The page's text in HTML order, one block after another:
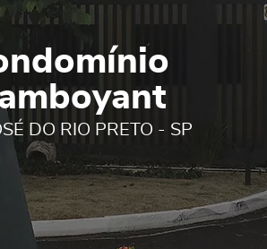
DO RIO PRETO - SP